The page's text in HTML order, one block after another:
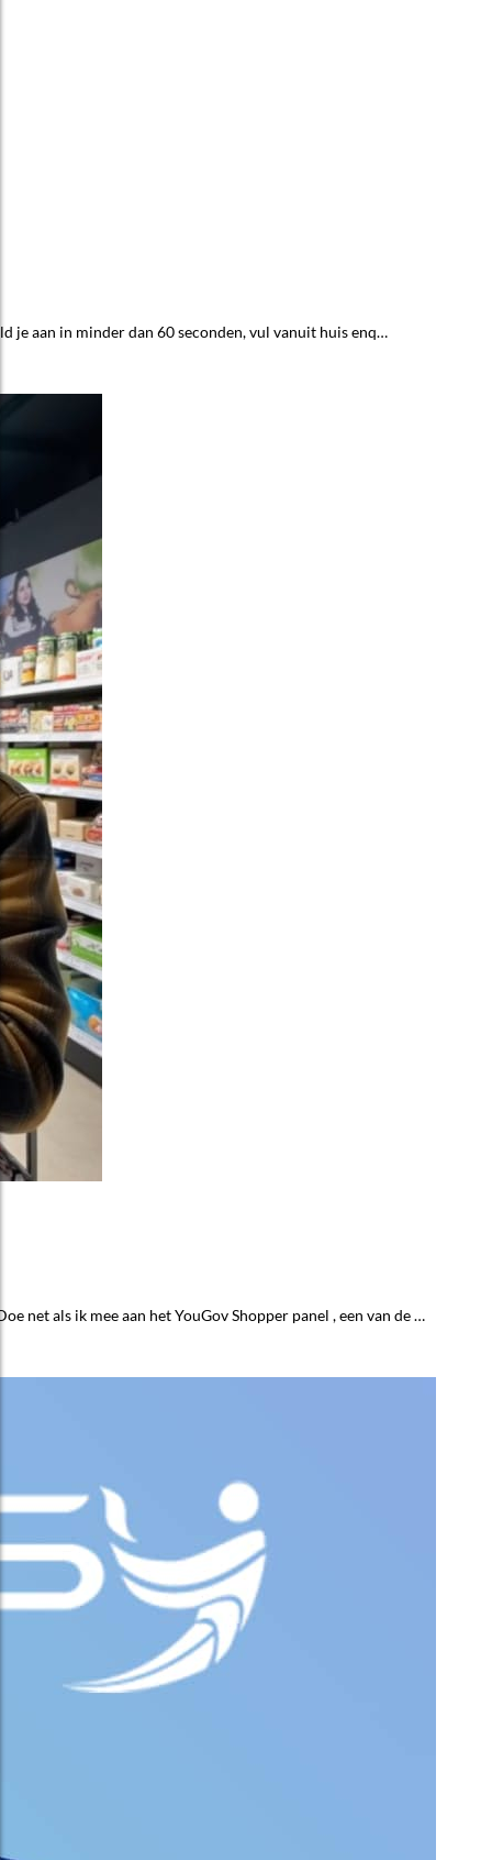
je aan in minder dan 60 seconden, vul vanuit huis enq…
net als ik mee aan het YouGov Shopper panel , een van de …